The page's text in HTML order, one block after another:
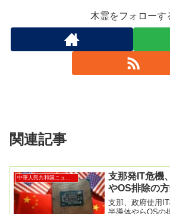
木霊をフォローす
関連記事
支那発IT危機
やOS排除の
支那、政府使用
半導体やらOSの